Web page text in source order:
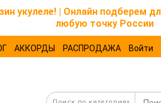
укулеле! | Онлайн подберем
любую точку России
АККОРДЫ РАСПРОДАЖА Войти